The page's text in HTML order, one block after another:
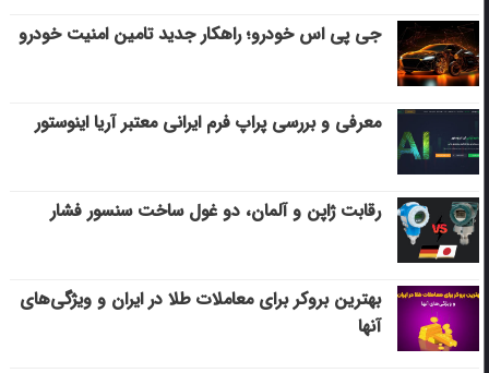
جی پی اس خودرو؛ راهکار جدید تامین امنیت خودرو
معرفی و بررسی پراپ فرم ایرانی معتبر آریا اینوستور
رقابت ژاپن و آلمان، دو غول ساخت سنسور فشار
بهترین بروکر برای معاملات طلا در ایران و ویژگی‌های
آنها